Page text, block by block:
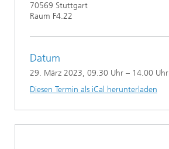
70569 Stuttgart
Raum F4.22
Datum
29. März 2023, 09.30 Uhr – 14.00 Uhr
Diesen Termin als iCal herunterladen